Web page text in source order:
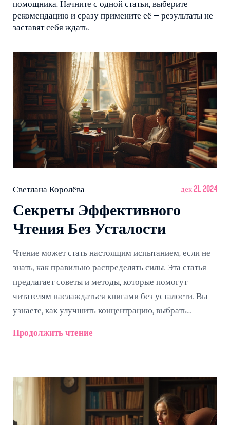
помощника. Начните с одной статьи, выберите
рекомендацию и сразу примените её – результаты не
заставят себя ждать.
Светлана Королёва дек 21, 2024
Секреты Эффективного
Чтения Без Усталости
Чтение может стать настоящим испытанием, если не
знать, как правильно распределять силы. Эта статья
предлагает советы и методы, которые помогут
читателям наслаждаться книгами без усталости. Вы
узнаете, как улучшить концентрацию, выбрать
облегчения процесса. Откройте для себя советы,
Продолжить чтение